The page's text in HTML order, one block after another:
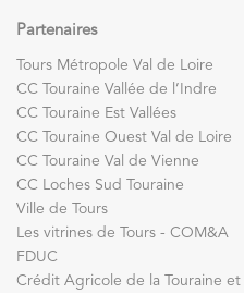
Partenaires
Tours Métropole Val de Loire
CC Touraine Vallée de l’Indre
CC Touraine Est Vallées
CC Touraine Ouest Val de Loire
CC Touraine Val de Vienne
CC Loches Sud Touraine
Ville de Tours
Les vitrines de Tours - COM&A
FDUC
Crédit Agricole de la Touraine et